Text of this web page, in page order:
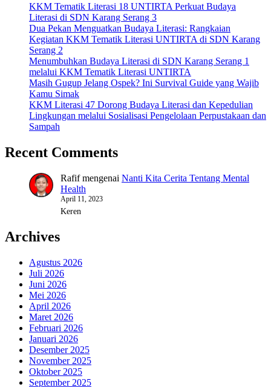
KKM Tematik Literasi 18 UNTIRTA Perkuat Budaya
Literasi di SDN Karang Serang 3
Dua Pekan Menguatkan Budaya Literasi: Rangkaian
Kegiatan KKM Tematik Literasi UNTIRTA di SDN Karang
Serang 2
Menumbuhkan Budaya Literasi di SDN Karang Serang 1
melalui KKM Tematik Literasi UNTIRTA
Masih Gugup Jelang Ospek? Ini Survival Guide yang Wajib
Kamu Simak
KKM Literasi 47 Dorong Budaya Literasi dan Kepedulian
Lingkungan melalui Sosialisasi Pengelolaan Perpustakaan dan
Sampah
Recent Comments
Rafifmengenai Nanti Kita Cerita Tentang Mental
Health
April 11, 2023
Keren
Archives
Agustus 2026
Juli 2026
Juni 2026
Mei 2026
April 2026
Maret 2026
Februari 2026
Januari 2026
Desember 2025
November 2025
Oktober 2025
September 2025